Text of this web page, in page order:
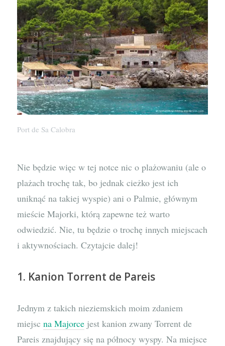
Port de Sa Calobra
Nie będzie więc w tej notce nic o plażowaniu (ale o
plażach trochę tak, bo jednak cieżko jest ich
uniknąć na takiej wyspie) ani o Palmie, głównym
mieście Majorki, którą zapewne też warto
odwiedzić. Nie, tu będzie o trochę innych miejscach
i aktywnościach. Czytajcie dalej!
1. Kanion Torrent de Pareis
Jednym z takich nieziemskich moim zdaniem
miejscna Majorce jest kanion zwany Torrent de
Pareis znajdujący się na północy wyspy. Na miejsce